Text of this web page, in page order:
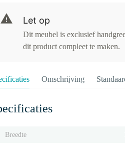
Let op
Dit meubel is exclusief
dit product compleet te maken.
Omschrijving
Breedte